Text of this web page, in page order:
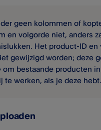
geen kolommen of
en volgorde niet, anders
Het product-ID en
gewijzigd worden; deze
om bestaande producten
te werken, als je deze hebt.